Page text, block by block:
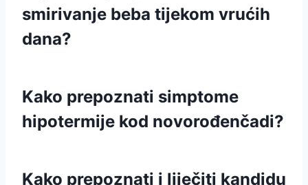
smirivanje beba tijekom vrućih
dana?
Kako prepoznati simptome
hipotermije kod novorođenčadi?
Kako prepoznati i liječiti kandidu